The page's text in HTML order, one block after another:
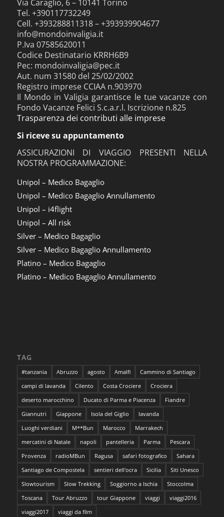
Via Caraglio, 6 – 10141 Torino
Tel. +390117732249
Cell. +393288811318 – +393939904677
info@mondoinvaligia.it
P.Iva 07585620011
Codice Destinatario KRRH6B9
Pec: mondoinvaligia@pec.it
Aut. num 31580 del 25/02/2002
Registro imprese CCIAA n.903970
Il Mondo in Valigia garantisce le tue vacanze con
Fondo Vacanze Felici S.c.a.r.l. Iscrizione n.825
Trasparenza dei contributi alle imprese
Si riceve su appuntamento
ASSICURAZIONI DI VIAGGIO PRESENTI NELLA
NOSTRA PROGRAMMAZIONE:
Unipol – Medico Bagaglio
Unipol – Medico Bagaglio Annullamento
Unipol – i4flight
Unipol – All risk
Silver – Medico Bagaglio
Silver – Medico Bagaglio Annullamento
Platino – Medico Bagaglio
Platino – Medico Bagaglio Annullamento
TAG
#tanzania Abruzzo agosto Amalfi
Cammino di Santiago
campi di lavanda
Cilento Costa Crociere
Crociera
deserto marocchino
Ducato di Parma e Piacenza
Fiandre
Giannutri
Giappone Isola del Giglio
lavanda
Luoghi verdiani
M**Bun Marocco
Marrakech
mercatini di Natale
napoli pantelleria Parma
Pescara
Provenza
radioMBun Ragusa safari fotografico
Sahara
Santiago de Compostela
sentieri dell'ocra Sicilia
Siti Unesco
Slowtourism
Slow Trekking Soggiorno a Ischia
Stoccolma
Toscana
Tour Abruzzo tour Giappone viaggi
viaggi2016
viaggi2017
viaggi da film